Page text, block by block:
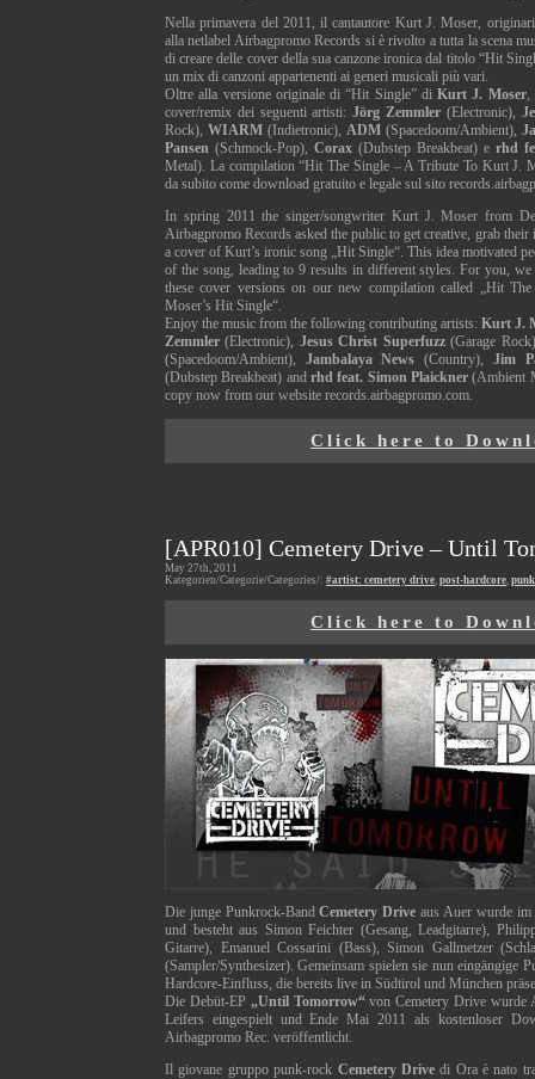
Nella primavera del 2011, il cantautore Kurt J. Moser,
alla netlabel Airbagpromo Records si è rivolto a tutta la scena
di creare delle cover della sua canzone ironica dal titolo “Hit
un mix di canzoni appartenenti ai generi musicali più vari.
Oltre alla versione originale di “Hit Single” diKurt J. Moser,
cover/remix dei seguenti artisti:Jörg Zemmler (Electronic),
Rock), WIARM (Indietronic), ADM (Spacedoom/Ambient),
Pansen (Schmock-Pop), Corax (Dubstep Breakbeat) e rhd
Metal). La compilation “Hit The Single – A Tribute To Kurt J.
da subito come download gratuito e legale sul sito
In spring 2011 the singer/songwriter Kurt J. Moser from
Airbagpromo Records asked the public to get creative, grab their
a cover of Kurt’s ironic song „Hit Single“. This idea motivated
of the song, leading to 9 results in different styles. For you,
these cover versions on our new compilation called „Hit
Moser’s Hit Single“.
Enjoy the music from the following contributing artists: Kurt J.
Zemmler (Electronic), Jesus Christ Superfuzz(Garage
(Spacedoom/Ambient), Jambalaya News (Country), Jim
(Dubstep Breakbeat) and rhd feat. Simon Plaickner (Ambient
copy now from our website records.airbagpromo.com.
Click here to
[APR010] Cemetery Drive – Until
May 27th, 2011
Kategorien/Categorie/Categories/: #artist: cemetery drive, post-hardcore,
Click here to
Die junge Punkrock-BandCemetery Drive aus Auer wurde im
und besteht aus Simon Feichter (Gesang, Leadgitarre),
Gitarre), Emanuel Cossarini (Bass), Simon Gallmetzer
(Sampler/Synthesizer). Gemeinsam spielen sie nun eingängige
Hardcore-Einfluss, die bereits live in Südtirol und München
Die Debüt-EP „Until Tomorrow“von Cemetery Drive wurde
Leifers eingespielt und Ende Mai 2011 als kostenloser
Airbagpromo Rec. veröffentlicht.
Il giovane gruppo punk-rock Cemetery Drivedi Ora è nato tra